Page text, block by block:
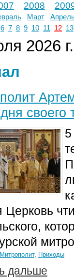
2008
Март
6 7 8 9 10 11 12 13
2026 г.
своего
Церковь
Митрополит, Приходы
дальше